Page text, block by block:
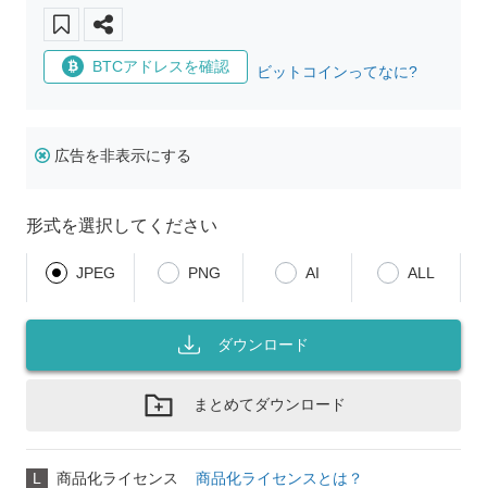
BTCアドレスを確認 ビットコインってなに?
広告を非表示にする
形式を選択してください
JPEG PNG AI ALL
ダウンロード
まとめてダウンロード
L 商品化ライセンス 商品化ライセンスとは？